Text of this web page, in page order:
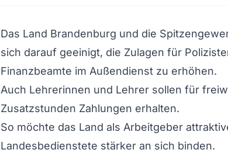
Das Land Brandenburg und die
sich darauf geeinigt, die Zulagen für
Finanzbeamte im Außendienst zu erhöhen.
Auch Lehrerinnen und Lehrer sollen für
Zusatzstunden Zahlungen erhalten.
So möchte das Land als Arbeitgeber
Landesbedienstete stärker an sich binden.